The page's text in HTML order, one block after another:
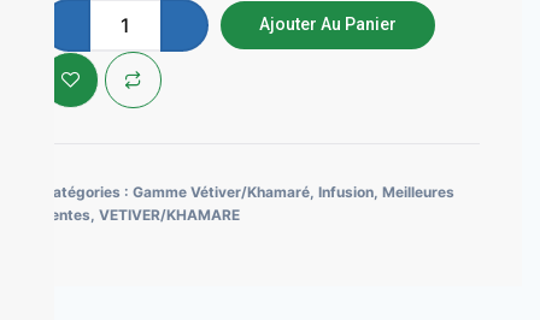
Ajouter Au Panier
Catégories : Gamme Vétiver/Khamaré Infusion Meilleures
ventes VETIVER/KHAMARE